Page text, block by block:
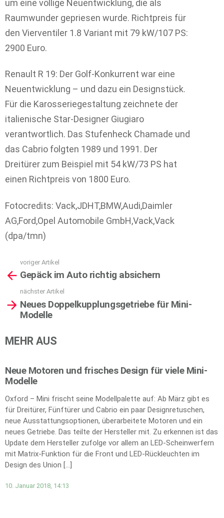
um eine völlige Neuentwicklung, die als
Raumwunder gepriesen wurde. Richtpreis für
den Vierventiler 1.8 Variant mit 79 kW/107 PS:
2900 Euro.
Renault R 19: Der Golf-Konkurrent war eine
Neuentwicklung – und dazu ein Designstück.
Für die Karosseriegestaltung zeichnete der
italienische Star-Designer Giugiaro
verantwortlich. Das Stufenheck Chamade und
das Cabrio folgten 1989 und 1991. Der
Dreitürer zum Beispiel mit 54 kW/73 PS hat
einen Richtpreis von 1800 Euro.
Fotocredits: Vack,JDHT,BMW,Audi,Daimler
AG,Ford,Opel Automobile GmbH,Vack,Vack
(dpa/tmn)
more
voriger Artikel
Gepäck im Auto richtig absichern
nächster Artikel
Neues Doppelkupplungsgetriebe für Mini-
Modelle
MEHR AUS
Neue Motoren und frisches Design für viele Mini-
Modelle
Oxford – Mini frischt seine Modellpalette auf: Ab März gibt es
für Dreitürer, Fünftürer und Cabrio ein paar Designretuschen,
neue Ausstattungsoptionen, überarbeitete Motoren und ein
neues Getriebe. Das teilte der Hersteller mit. Zu erkennen ist das
Update dem Hersteller zufolge vor allem an LED-Scheinwerfern
mit Matrix-Funktion für die Front und LED-Rückleuchten im
Design des Union […]
10. Januar 2018, 14:13